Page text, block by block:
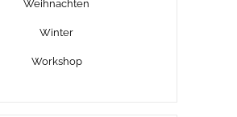
Weihnachten
Winter
Workshop